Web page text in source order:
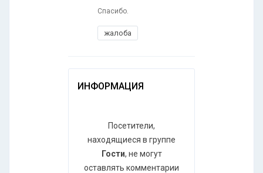
Спасибо.
жалоба
ИНФОРМАЦИЯ
Посетители,
находящиеся в группе
Гости, не могут
оставлять комментарии